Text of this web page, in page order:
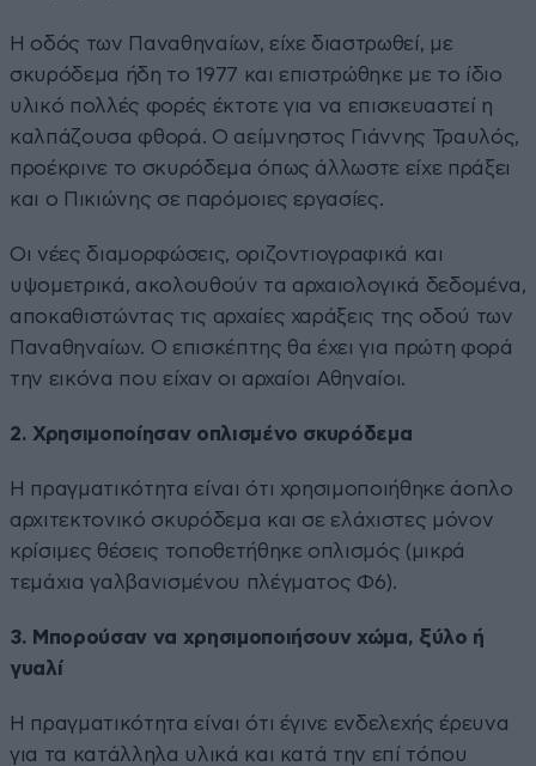
Η οδός των Παναθηναίων, είχε διαστρωθεί, με
σκυρόδεμα ήδη το 1977 και επιστρώθηκε με το ίδιο
υλικό πολλές φορές έκτοτε για να επισκευαστεί η
καλπάζουσα φθορά. Ο αείμνηστος Γιάννης Τραυλός,
προέκρινε το σκυρόδεμα όπως άλλωστε είχε πράξει
και ο Πικιώνης σε παρόμοιες εργασίες.
Οι νέες διαμορφώσεις, οριζοντιογραφικά και
υψομετρικά, ακολουθούν τα αρχαιολογικά δεδομένα,
αποκαθιστώντας τις αρχαίες χαράξεις της οδού των
Παναθηναίων. Ο επισκέπτης θα έχει για πρώτη φορά
την εικόνα που είχαν οι αρχαίοι Αθηναίοι.
2. Χρησιμοποίησαν οπλισμένο σκυρόδεμα
Η πραγματικότητα είναι ότι χρησιμοποιήθηκε άοπλο
αρχιτεκτονικό σκυρόδεμα και σε ελάχιστες μόνον
κρίσιμες θέσεις τοποθετήθηκε οπλισμός (μικρά
τεμάχια γαλβανισμένου πλέγματος Φ6).
3. Μπορούσαν να χρησιμοποιήσουν χώμα, ξύλο ή
γυαλί
Η πραγματικότητα είναι ότι έγινε ενδελεχής έρευνα
για τα κατάλληλα υλικά και κατά την επί τόπου